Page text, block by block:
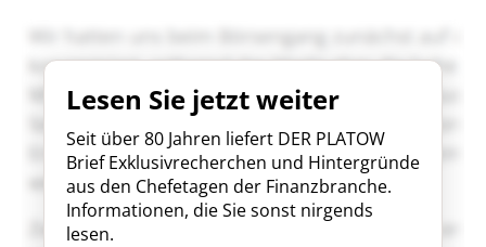
Lesen Sie jetzt weiter
Seit über 80 Jahren liefert DER PLATOW
Brief Exklusivrecherchen und Hintergründe
aus den Chefetagen der Finanzbranche.
Informationen, die Sie sonst nirgends
lesen.